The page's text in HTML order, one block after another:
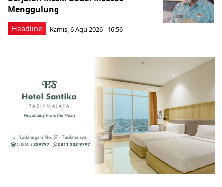
Headline
Menggulung
Kamis, 6 Agu 2026 - 16:56